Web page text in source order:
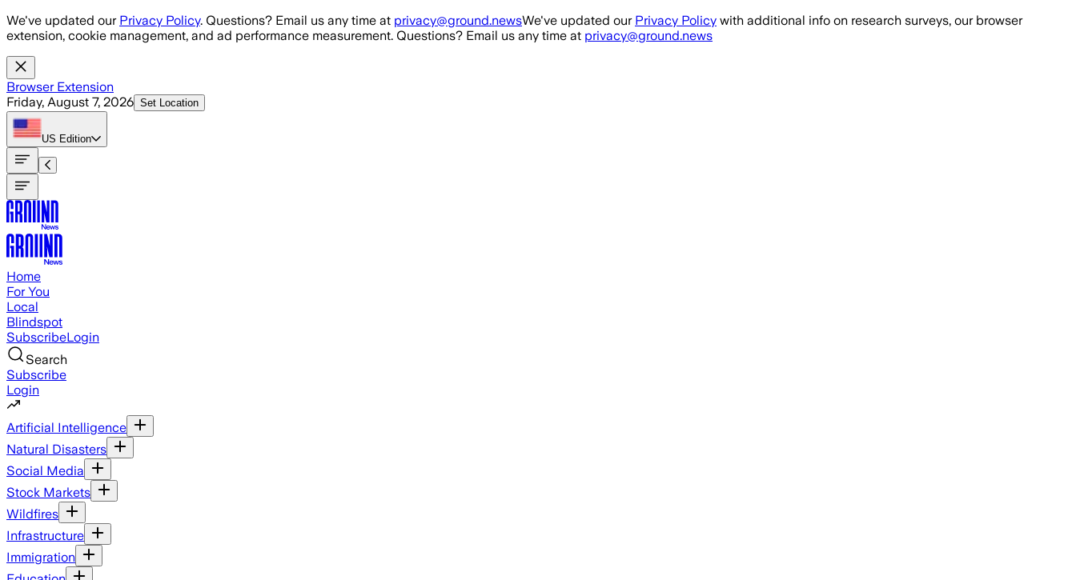
Skip to main content
We've updated our Privacy Policy. Questions? Email us any time at privacy@ground.newsWe've updated our Privacy Policy with additional info on research surveys, our browser
extension, cookie management, and ad performance measurement. Questions? Email us any time at privacy@ground.news
Browser Extension
Friday, August 7, 2026 Set Location
US Edition
Home
For You
Local
Blindspot
SubscribeLogin
Search
Subscribe
Login
Artificial Intelligence
Natural Disasters
Social Media
Stock Markets
Wildfires
Infrastructure
Immigration